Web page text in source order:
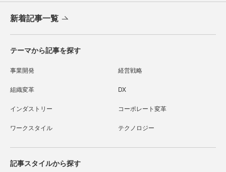
新着記事一覧
テーマから記事を探す
事業開発 経営戦略
組織変革 DX
インダストリー コーポレート変革
ワークスタイル テクノロジー
記事スタイルから探す